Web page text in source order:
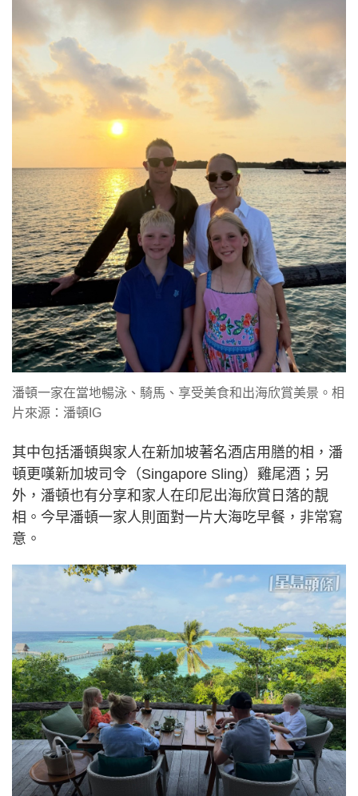
潘頓一家在當地暢泳、騎馬、享受美食和出海欣賞美景。相
片來源：潘頓IG
其中包括潘頓與家人在新加坡著名酒店用膳的相，潘
頓更嘆新加坡司令（Singapore Sling）雞尾酒；另
外，潘頓也有分享和家人在印尼出海欣賞日落的靚
相。今早潘頓一家人則面對一片大海吃早餐，非常寫
意。